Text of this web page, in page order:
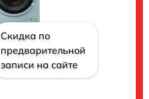
Скидка по
предварительной
записи на сайте